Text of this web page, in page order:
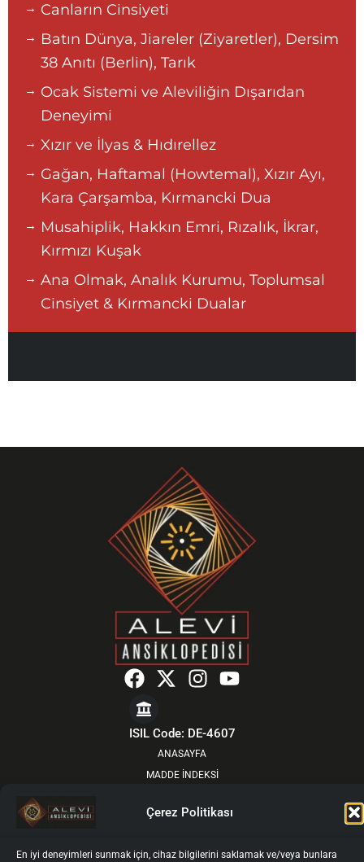
Çerez Politikası
En iyi deneyimleri sunmak için, cihaz bilgilerini saklamak ve/veya bunlara
Canların Cinsiyeti
Batın Dünya, Jiareler (Ziyaretler), Dersim
38 Anıtı (Berlin), Tarık
Ocak Sistemi ve Aleviliğin Dışarıdan
Deneyimi
Xızır ve İlyas & Hıdırellez
Gağan, Haftamal (Howtemal), Xızır Ayı,
Kara Çarşamba, Kırmancki Dua
Musahiplik, Hakkın Emri, Rızalık, İkrar,
Kırmızı Kuşak
Ana Olmak, Analık Kurumu, Toplumsal
Cinsiyet & Kırmancki Dualar
F
a
c
e
X
w
i
t
e
I
n
t
a
g
a
Y
t
ISIL Code: DE-4607
ANASAYFA
MADDE İNDEKSİ
HAKKIMIZDA
KURULLAR